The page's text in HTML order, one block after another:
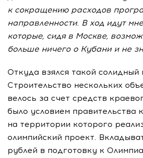
к сокращению расходов
направленности. В ход идут
которые, сидя в Москве,
больше ничего о Кубани и не
Откуда взялся такой солидный
Строительство нескольких
велось за счет средств
было условием правительства
на территории которого
олимпийский проект.
рублей в подготовку к